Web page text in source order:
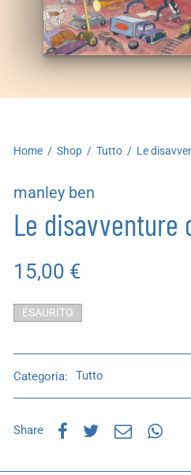
Home / Shop / Tutto / Le
manley ben
Le disavventure
15,00 €
ESAURITO
Categoria: Tutto
Share